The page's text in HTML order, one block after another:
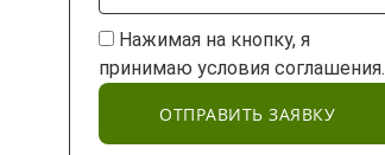
Нажимая на кнопку, я
принимаю условия соглашения.
ОТПРАВИТЬ ЗАЯВКУ